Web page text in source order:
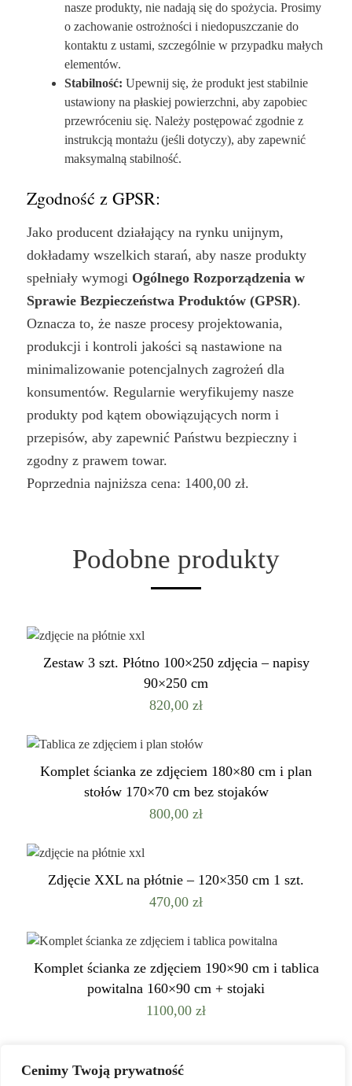
Cenimy Twoją prywatność
nasze produkty, nie nadają się do spożycia. Prosimy
o zachowanie ostrożności i niedopuszczanie do
kontaktu z ustami, szczególnie w przypadku małych
elementów.
Stabilność: Upewnij się, że produkt jest stabilnie
ustawiony na płaskiej powierzchni, aby zapobiec
przewróceniu się. Należy postępować zgodnie z
instrukcją montażu (jeśli dotyczy), aby zapewnić
maksymalną stabilność.
Zgodność z GPSR:
Jako producent działający na rynku unijnym,
dokładamy wszelkich starań, aby nasze produkty
spełniały wymogi Ogólnego Rozporządzenia w
Sprawie Bezpieczeństwa Produktów (GPSR).
Oznacza to, że nasze procesy projektowania,
produkcji i kontroli jakości są nastawione na
minimalizowanie potencjalnych zagrożeń dla
konsumentów. Regularnie weryfikujemy nasze
produkty pod kątem obowiązujących norm i
przepisów, aby zapewnić Państwu bezpieczny i
zgodny z prawem towar.
Poprzednia najniższa cena: 1400,00 zł.
Podobne produkty
Zestaw 3 szt. Płótno 100×250 zdjęcia – napisy
90×250 cm
820,00 zł
Komplet ścianka ze zdjęciem 180×80 cm i plan
stołów 170×70 cm bez stojaków
800,00 zł
Zdjęcie XXL na płótnie – 120×350 cm 1 szt.
470,00 zł
Komplet ścianka ze zdjęciem 190×90 cm i tablica
powitalna 160×90 cm + stojaki
1100,00 zł